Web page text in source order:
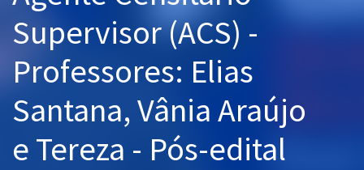
Aprovados
Supervisor (ACS) -
Professores: Elias
Santana, Vânia Araújo
e Tereza - Pós-edital